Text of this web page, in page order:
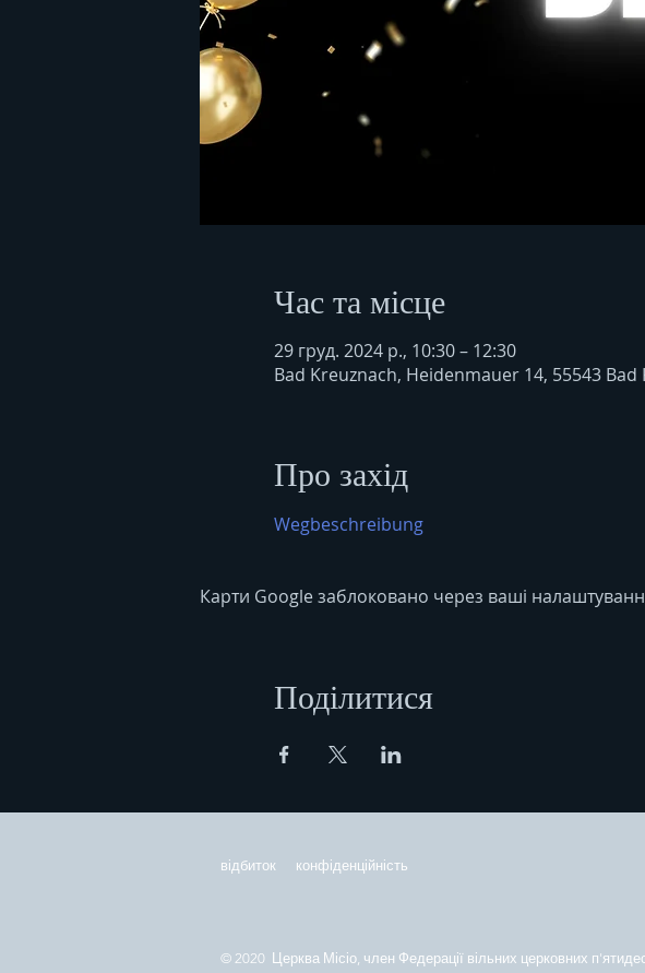
Час та місце
29 груд. 2024 р., 10:30 – 12:30
Bad Kreuznach, Heidenmauer 14, 55543
Про захід
Wegbeschreibung
Карти Google заблоковано через ваші
Поділитися
відбиток конфіденційність
© 2020 Церква Місіо, член Федерації вільних церковних